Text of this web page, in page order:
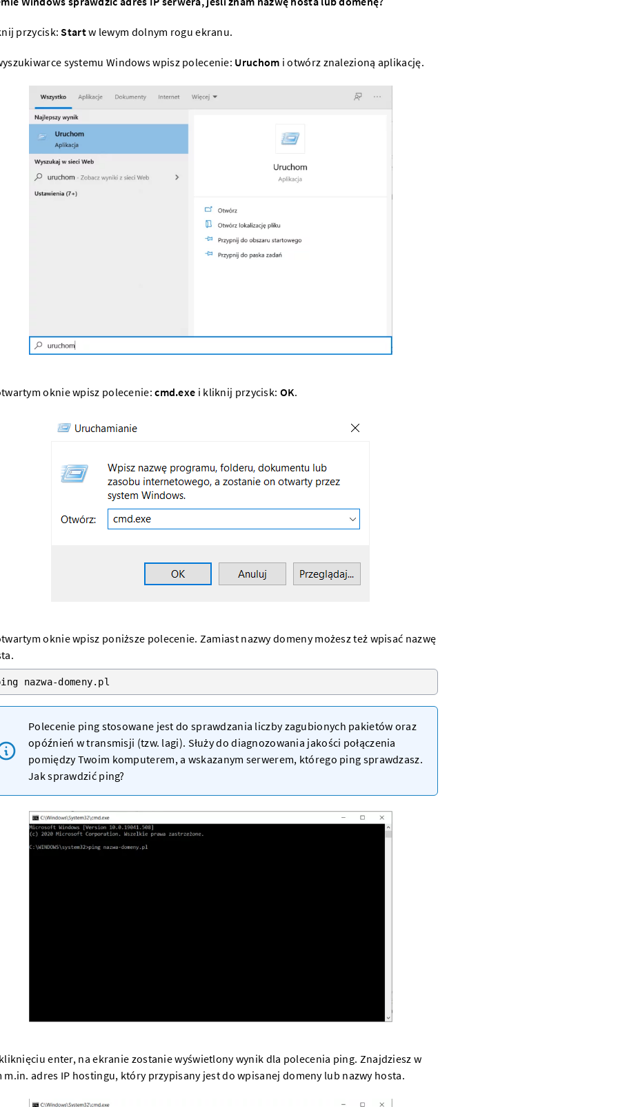
przycisk:Startw lewym dolnym rogu ekranu.
systemu Windows wpisz polecenie: Uruchom i otwórz znalezioną aplikację.
oknie wpisz polecenie:cmd.exe i kliknij przycisk: OK.
oknie wpisz poniższe polecenie. Zamiast nazwydomenymożesz też wpisać nazwę
nazwa-domeny.pl
Polecenie ping stosowane jest do sprawdzania liczby zagubionych pakietów oraz
opóźnień w transmisji (tzw. lagi). Służy do diagnozowania jakości połączenia
pomiędzy Twoim komputerem, a wskazanym serwerem, którego ping sprawdzasz.
Jak sprawdzić ping?
enter, na ekranie zostanie wyświetlony wynik dla polecenia ping. Znajdziesz w
m.in. adres IP hostingu, który przypisany jest do wpisanej domenylub nazwy hosta.